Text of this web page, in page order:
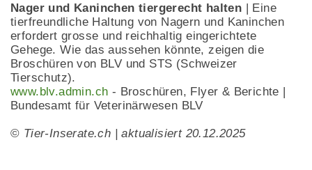
Nager und Kaninchen tiergerecht halten | Eine
tierfreundliche Haltung von Nagern und Kaninchen
erfordert grosse und reichhaltig eingerichtete
Gehege. Wie das aussehen könnte, zeigen die
Broschüren von BLV und STS (Schweizer
Tierschutz).
www.blv.admin.ch - Broschüren, Flyer & Berichte |
Bundesamt für Veterinärwesen BLV
© Tier-Inserate.ch | aktualisiert 20.12.2025